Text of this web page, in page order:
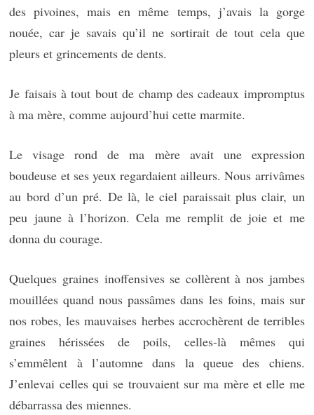
des pivoines, mais en même temps, j’avais la gorge
nouée, car je savais qu’il ne sortirait de tout cela que
pleurs et grincements de dents.
Je faisais à tout bout de champ des cadeaux impromptus
à ma mère, comme aujourd’hui cette marmite.
Le visage rond de ma mère avait une expression
boudeuse et ses yeux regardaient ailleurs. Nous arrivâmes
au bord d’un pré. De là, le ciel paraissait plus clair, un
peu jaune à l’horizon. Cela me remplit de joie et me
donna du courage.
Quelques graines inoffensives se collèrent à nos jambes
mouillées quand nous passâmes dans les foins, mais sur
nos robes, les mauvaises herbes accrochèrent de terribles
graines hérissées de poils, celles-là mêmes qui
s’emmêlent à l’automne dans la queue des chiens.
J’enlevai celles qui se trouvaient sur ma mère et elle me
débarrassa des miennes.